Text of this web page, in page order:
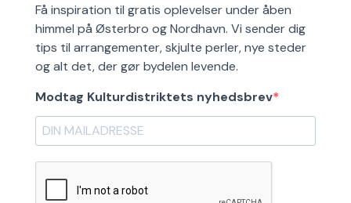
Få inspiration til gratis oplevelser under åben
himmel på Østerbro og Nordhavn. Vi sender dig
tips til arrangementer, skjulte perler, nye steder
og alt det, der gør bydelen levende.
Modtag Kulturdistriktets nyhedsbrev